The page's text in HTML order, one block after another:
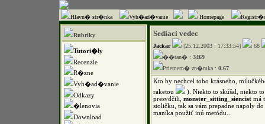
Hlavn� str�nka Vyh�ad�vanie Homepage
Rubriky
Tutori�ly
Recenzie
R�zne
Vyh�ad�vanie
Odkazy
�lenovia
Download
Sediaci vedec
Jackar [25.12.2003 : 17:33:54]
68
��tan� : 3469
Priemern� zn�mka : 0.67
Kto by nechcel toho krásneho,
raketou
). Niekto to skúšal, niekto
presvdčili, monster_sitting_siencist má
stoličku, tak sa vám prepadne napoly
maníka použiť inú metódu...